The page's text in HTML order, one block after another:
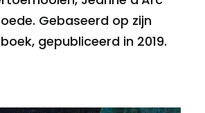
Gebaseerd op zijn
gepubliceerd in 2019.